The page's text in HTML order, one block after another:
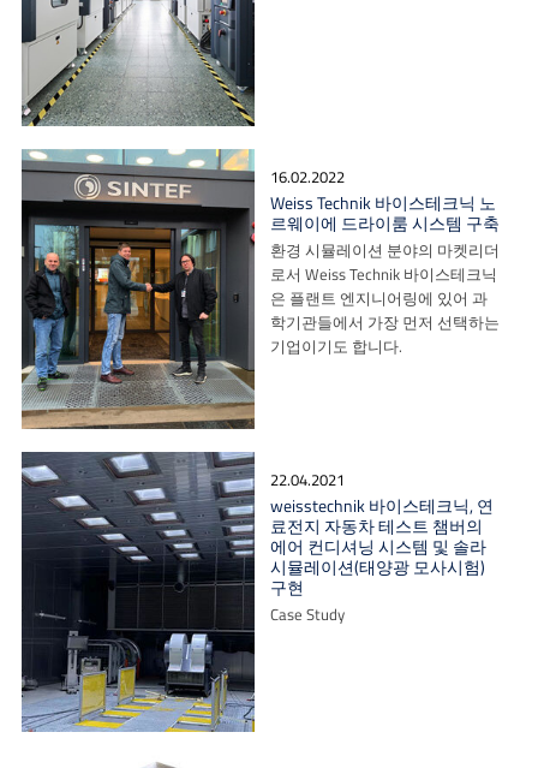
16.02.2022
Weiss Technik 바이스테크닉 노
르웨이에 드라이룸 시스템 구축
환경 시뮬레이션 분야의 마켓리더
로서 Weiss Technik 바이스테크닉
은 플랜트 엔지니어링에 있어 과
학기관들에서 가장 먼저 선택하는
기업이기도 합니다.
22.04.2021
weisstechnik 바이스테크닉, 연
료전지 자동차 테스트 챔버의
에어 컨디셔닝 시스템 및 솔라
시뮬레이션(태양광 모사시험)
구현
Case Study